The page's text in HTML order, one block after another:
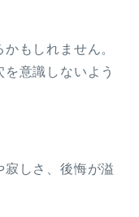
もしれません。
意識しないよう
しさ、後悔が溢